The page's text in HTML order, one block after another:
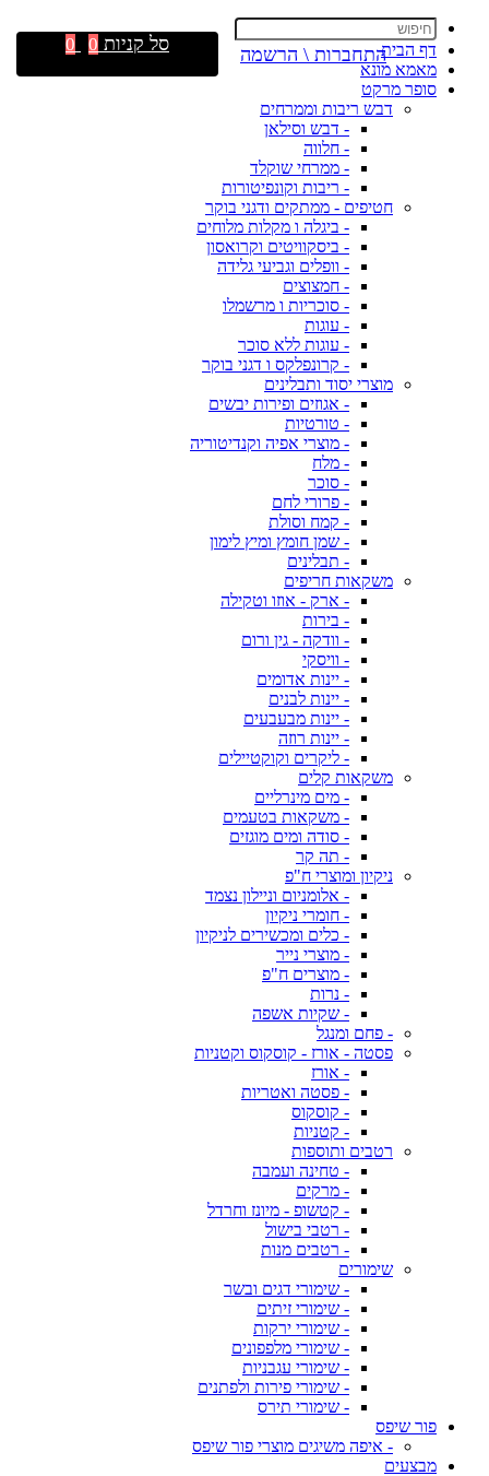
דף הבית
מאמא מונא
סופר מרקט
דבש ריבות וממרחים
- דבש וסילאן
- חלווה
- ממרחי שוקלד
- ריבות וקונפיטורות
חטיפים - ממתקים ודגני בוקר
- ביגלה ו מקלות מלוחים
- ביסקוויטים וקרואסון
- וופלים וגביעי גלידה
- חמצוצים
- סוכריות ו מרשמלו
- עוגות
- עוגות ללא סוכר
- קרונפלקס ו דגני בוקר
מוצרי יסוד ותבלינים
- אגוזים ופירות יבשים
- טורטיות
- מוצרי אפיה וקנדיטוריה
- מלח
- סוכר
- פרורי לחם
- קמח וסולת
- שמן חומץ ומיץ לימון
- תבלינים
משקאות חריפים
- ארק - אוזו וטקילה
- בירות
- וודקה - גין ורום
- וויסקי
- יינות אדומים
- יינות לבנים
- יינות מבעבעים
- יינות רוזה
- ליקרים וקוקטיילים
משקאות קלים
- מים מינרליים
- משקאות בטעמים
- סודה ומים מוגזים
- תה קר
ניקיון ומוצרי ח"פ
- אלומניום וניילון נצמד
- חומרי ניקיון
- כלים ומכשירים לניקיון
- מוצרי נייר
- מוצרים ח"פ
- נרות
- שקיות אשפה
- פחם ומנגל
פסטה - אורז - קוסקוס וקטניות
- אורז
- פסטה ואטריות
- קוסקוס
- קטניות
רטבים ותוספות
- טחינה ועמבה
- מרקים
- קטשופ - מיונז וחרדל
- רטבי בישול
- רטבים מנות
שימורים
- שימורי דגים ובשר
- שימורי זיתים
- שימורי ירקות
- שימורי מלפפונים
- שימורי עגבניות
- שימורי פירות ולפתנים
- שימורי תירס
פור שיפס
- איפה משיגים מוצרי פור שיפס
מבצעים
התחברות \ הרשמה סל קניות 0
0